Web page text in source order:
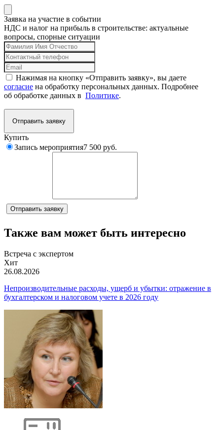
Заявка на участие в событии
НДС и налог на прибыль в строительстве: актуальные
вопросы, спорные ситуации
Нажимая на кнопку «Отправить заявку», вы даете
согласие на обработку персональных данных. Подробнее
об обработке данных в Политике.
Отправить заявку
Купить
Запись мероприятия7 500 руб.
Отправить заявку
Также вам может быть интересно
Встреча с экспертом
Хит
26.08.2026
Непроизводительные расходы, ущерб и убытки: отражение в
бухгалтерском и налоговом учете в 2026 году